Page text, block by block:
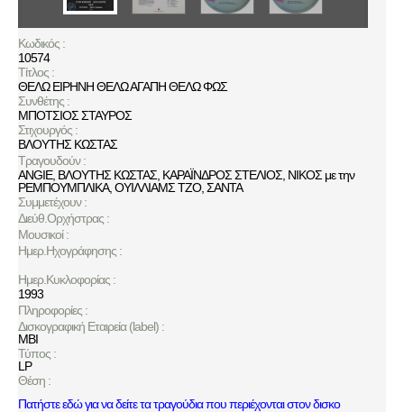
Κωδικός :
10574
Τίτλος :
ΘΕΛΩ ΕΙΡΗΝΗ ΘΕΛΩ ΑΓΑΠΗ ΘΕΛΩ ΦΩΣ
Συνθέτης :
ΜΠΟΤΣΙΟΣ ΣΤΑΥΡΟΣ
Στιχουργός :
ΒΛΟΥΤΗΣ ΚΩΣΤΑΣ
Τραγουδούν :
ANGIE, ΒΛΟΥΤΗΣ ΚΩΣΤΑΣ ΚΑΡΑΪΝΔΡΟΣ ΣΤΕΛΙΟΣ ΝΙΚΟΣ με την
ΡΕΜΠΟΥΜΠΛΙΚΑ, ΟΥΙΛΛΙΑΜΣ ΤΖΟ, ΣΑΝΤΑ
Συμμετέχουν :
Διεύθ.Ορχήστρας :
Μουσικοί :
Ημερ.Ηχογράφησης :
Ημερ.Κυκλοφορίας :
1993
Πληροφορίες :
Δισκογραφική Εταιρεία (label) :
MBI
Τύπος :
LP
Θέση :
Πατήστε εδώ για να δείτε τα τραγούδια που περιέχονται στον δισκο